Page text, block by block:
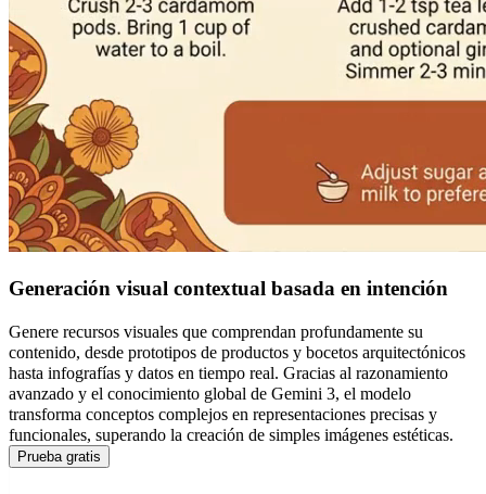
Generación visual contextual basada en intención
Genere recursos visuales que comprendan profundamente su
contenido, desde prototipos de productos y bocetos arquitectónicos
hasta infografías y datos en tiempo real. Gracias al razonamiento
avanzado y el conocimiento global de Gemini 3, el modelo
transforma conceptos complejos en representaciones precisas y
funcionales, superando la creación de simples imágenes estéticas.
Prueba gratis